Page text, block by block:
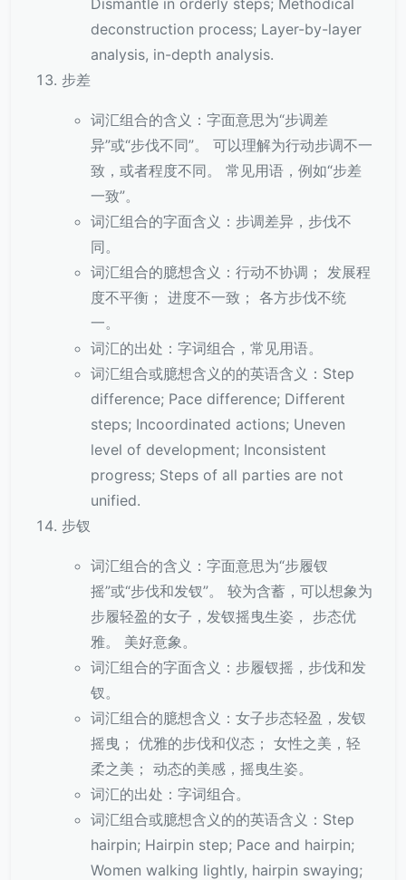
Dismantle in orderly steps; Methodical
deconstruction process; Layer-by-layer
analysis, in-depth analysis.
步差
词汇组合的含义：字面意思为“步调差
异”或“步伐不同”。 可以理解为行动步调不一
致，或者程度不同。 常见用语，例如“步差
一致”。
词汇组合的字面含义：步调差异，步伐不
同。
词汇组合的臆想含义：行动不协调； 发展程
度不平衡； 进度不一致； 各方步伐不统
一。
词汇的出处：字词组合，常见用语。
词汇组合或臆想含义的的英语含义：Step
difference; Pace difference; Different
steps; Incoordinated actions; Uneven
level of development; Inconsistent
progress; Steps of all parties are not
unified.
步钗
词汇组合的含义：字面意思为“步履钗
摇”或“步伐和发钗”。 较为含蓄，可以想象为
步履轻盈的女子，发钗摇曳生姿， 步态优
雅。 美好意象。
词汇组合的字面含义：步履钗摇，步伐和发
钗。
词汇组合的臆想含义：女子步态轻盈，发钗
摇曳； 优雅的步伐和仪态； 女性之美，轻
柔之美； 动态的美感，摇曳生姿。
词汇的出处：字词组合。
词汇组合或臆想含义的的英语含义：Step
hairpin; Hairpin step; Pace and hairpin;
Women walking lightly, hairpin swaying;